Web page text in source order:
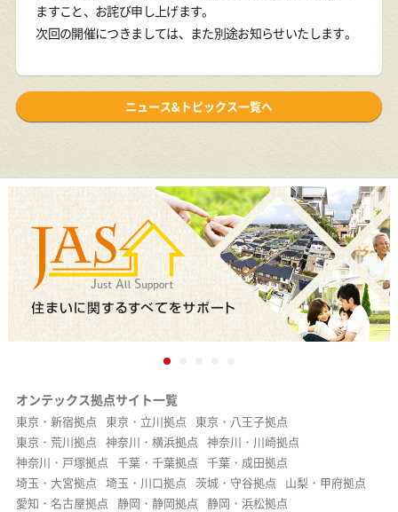
ますこと、お詫び申し上げます。
次回の開催につきましては、また別途お知らせいたします。
ニュース&トピックス一覧へ
オンテックス拠点サイト一覧
東京・新宿拠点 東京・立川拠点
東京・八王子拠点
東京・荒川拠点 神奈川・横浜拠点 神奈川・川崎拠点
神奈川・戸塚拠点
千葉・千葉拠点
千葉・成田拠点
埼玉・大宮拠点 埼玉・川口拠点 茨城・守谷拠点
山梨・甲府拠点
愛知・名古屋拠点 静岡・静岡拠点 静岡・浜松拠点